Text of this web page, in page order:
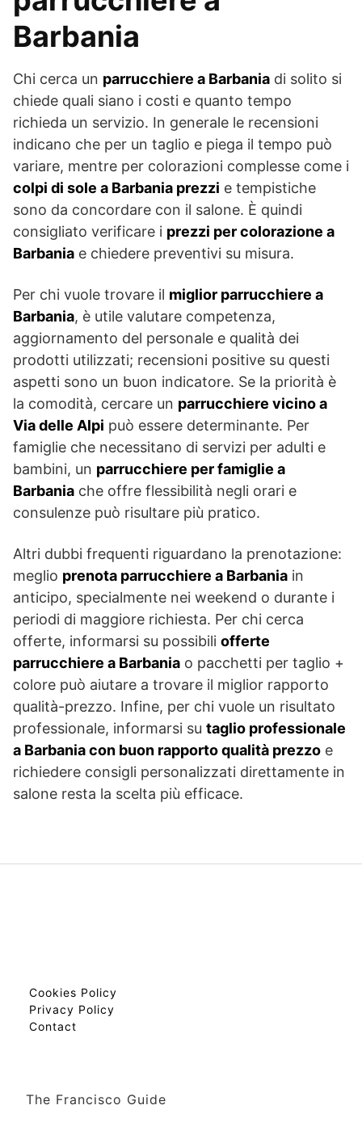
Barbania
Chi cerca un parrucchiere a Barbania di solito si
chiede quali siano i costi e quanto tempo
richieda un servizio. In generale le recensioni
indicano che per un taglio e piega il tempo può
variare, mentre per colorazioni complesse come i
colpi di sole a Barbania prezzi e tempistiche
sono da concordare con il salone. È quindi
consigliato verificare i prezzi per colorazione a
Barbania e chiedere preventivi su misura.
Per chi vuole trovare il miglior parrucchiere a
Barbania, è utile valutare competenza,
aggiornamento del personale e qualità dei
prodotti utilizzati; recensioni positive su questi
aspetti sono un buon indicatore. Se la priorità è
la comodità, cercare un parrucchiere vicino a
Via delle Alpi può essere determinante. Per
famiglie che necessitano di servizi per adulti e
bambini, un parrucchiere per famiglie a
Barbania che offre flessibilità negli orari e
consulenze può risultare più pratico.
Altri dubbi frequenti riguardano la prenotazione:
meglio prenota parrucchiere a Barbania in
anticipo, specialmente nei weekend o durante i
periodi di maggiore richiesta. Per chi cerca
offerte, informarsi su possibili offerte
parrucchiere a Barbania o pacchetti per taglio +
colore può aiutare a trovare il miglior rapporto
qualità-prezzo. Infine, per chi vuole un risultato
professionale, informarsi su taglio professionale
a Barbania con buon rapporto qualità prezzo e
richiedere consigli personalizzati direttamente in
salone resta la scelta più efficace.
Cookies Policy
Privacy Policy
Contact
The Francisco Guide